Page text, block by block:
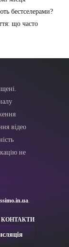
бестселерами?
що часто
відео
не
.
КОНТАКТИ